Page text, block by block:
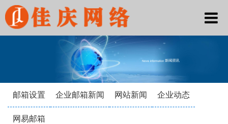
邮箱设置 企业邮箱新闻 网站新闻 企业动态
网易邮箱